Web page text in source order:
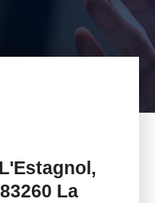
La